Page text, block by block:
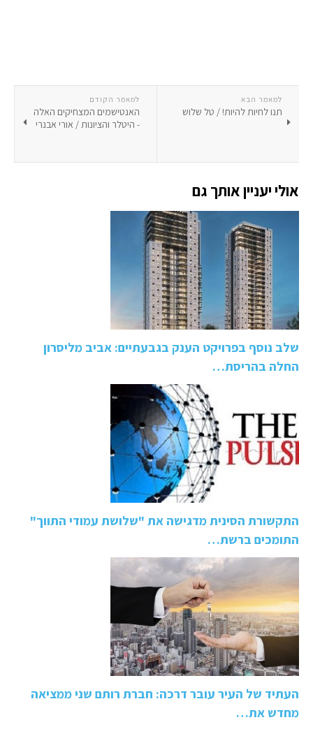
למאמר הקודם
האנטישמים המצחיקים האלה
- היטלר והציונות / אורי אבנרי
למאמר הבא
תנו לחיות להיות! / טל שלוש
אולי יעניין אותך גם
שלב נוסף בפרויקט הענק בגבעתיים: אביב מליסרון
החלה בהריסת…
התקשורת הסינית מדגישה את "שלושת עמודי התווך"
התומכים ברשת…
העתיד של העיר עובר דרכה: חברת רותם שני ממציאה
מחדש את…